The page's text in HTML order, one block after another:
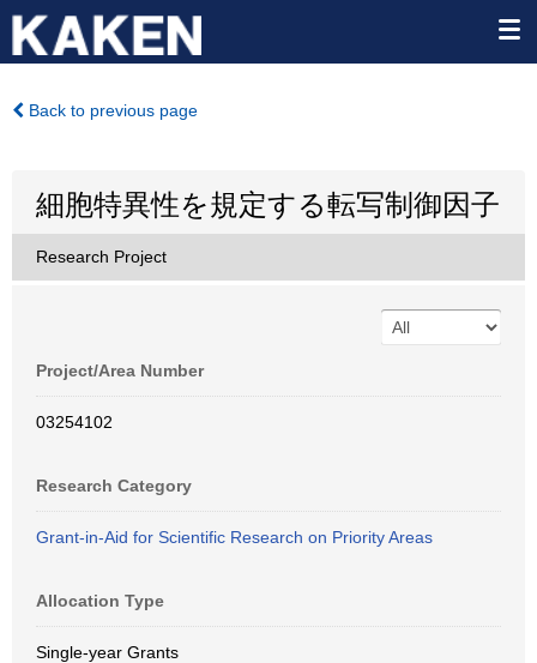
Back to previous page
細胞特異性を規定する転写制御因子
Research Project
Project/Area Number
03254102
Research Category
Grant-in-Aid for Scientific Research on Priority Areas
Allocation Type
Single-year Grants